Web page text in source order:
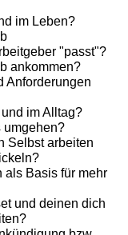
im Leben?
"passt"?
ankommen?
Anforderungen
im Alltag?
umgehen?
Selbst arbeiten
als Basis für mehr
und deinen dich